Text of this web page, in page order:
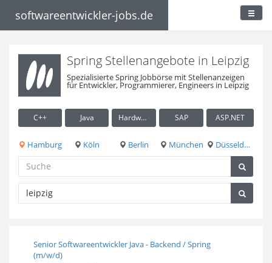
softwareentwickler-jobs.de
Spring Stellenangebote in Leipzig
Spezialisierte Spring Jobbörse mit Stellenanzeigen
für Entwickler, Programmierer, Engineers in Leipzig
C++ Java Hardware / Embedded SAP ASP.NET
Hamburg Köln Berlin München Düsseldorf
Senior Softwareentwickler Java - Backend / Spring
(m/w/d)